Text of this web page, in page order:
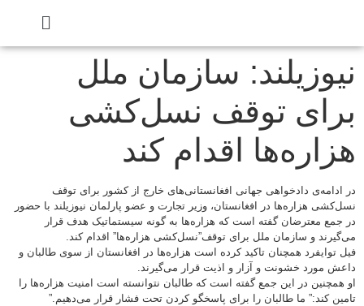
نیوزیلند: سازمان ملل
برای توقف نسل‌کشی
هزاره‌ها اقدام کند
در ادامه‌ی دادخواهی جهانی افغانستانی‌های خارج از کشور برای توقف
نسل‌کشی هزاره‌ها در افغانستان، وزیر تجارت و عضو پارلمان نیوزیلند با حضور
در جمع معترضان گفته است که هزاره‌ها به گونه سیستماتیک هدف قرار
می‌گیرند و سازمان ملل برای توقف”نسل‌کشی هزاره‌ها” اقدام کند.
فیل توایفرد همچنان تاکید کرده است هزاره‌ها در افغانستان از سوی طالبان و
داعش مورد خشونت و آزار و اذیت قرار می‌گیرند.
او همچنین در این جمع گفته است که طالبان نتوانسته است امنیت هزاره‌ها را
تامین کند:” ما طالبان را برای پاسخگو کردن تحت فشار قرار می‌دهیم.”